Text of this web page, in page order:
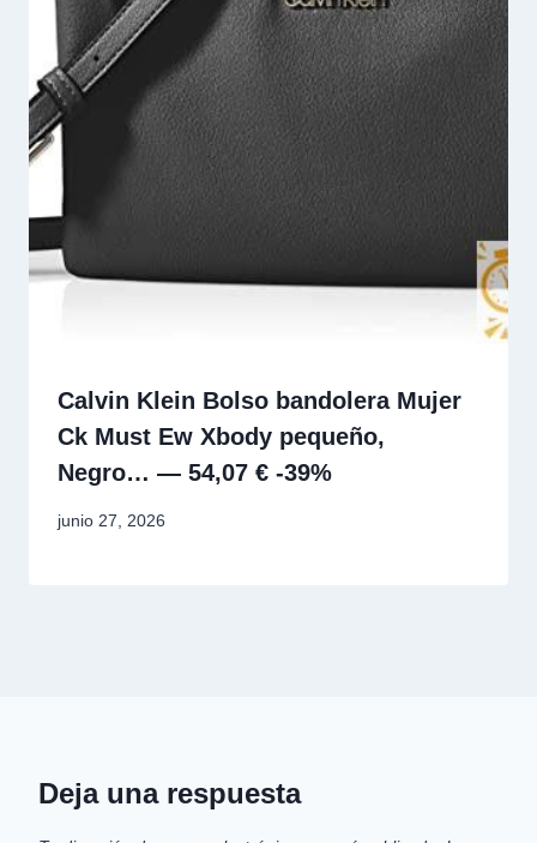
Calvin Klein Bolso bandolera Mujer
Ck Must Ew Xbody pequeño,
Negro… — 54,07 € -39%
junio 27, 2026
Deja una respuesta